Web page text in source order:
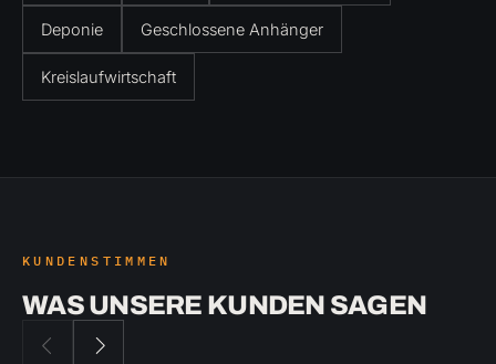
Deponie Geschlossene Anhänger
Kreislaufwirtschaft
KUNDENSTIMMEN
WAS UNSERE KUNDEN SAGEN